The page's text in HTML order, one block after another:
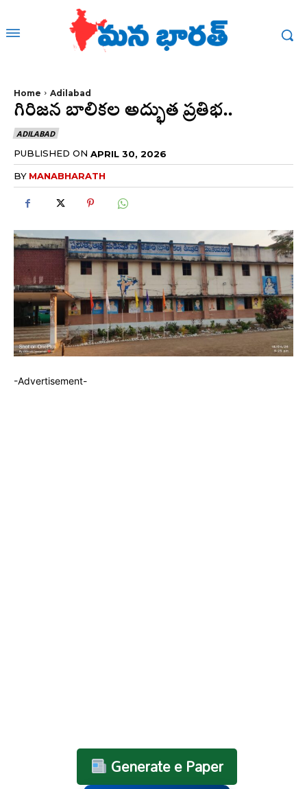
Home Adilabad
గిరిజన బాలికల అద్భుత ప్రతిభ..
ADILABAD
PUBLISHED ON APRIL 30, 2026
BY MANABHARATH
-Advertisement-
Generate e Paper